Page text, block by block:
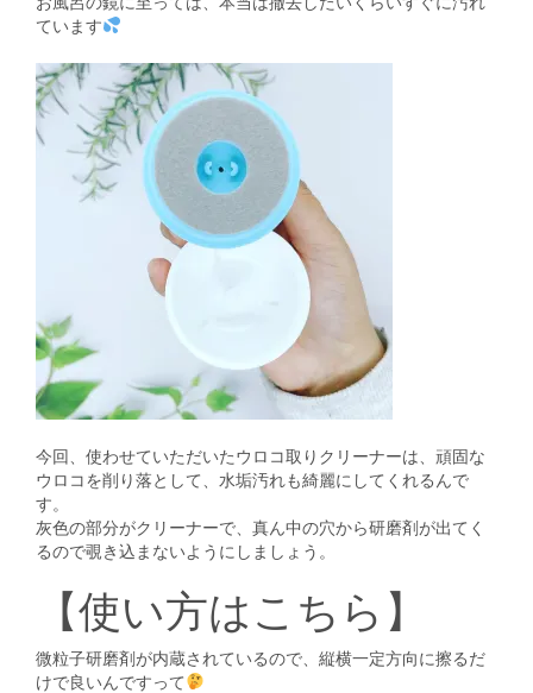
ています
今回、使わせていただいたウロコ取りクリーナーは、頑固な
ウロコを削り落として、水垢汚れも綺麗にしてくれるんで
す。
灰色の部分がクリーナーで、真ん中の穴から研磨剤が出てく
るので覗き込まないようにしましょう。
【使い方はこちら】
微粒子研磨剤が内蔵されているので、縦横一定方向に擦るだ
けで良いんですって